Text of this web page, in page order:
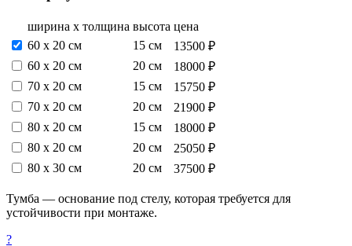
ширина х толщина высота цена
60 х 20 см
15 см
13500 ₽
60 х 20 см
20 см
18000 ₽
70 х 20 см
15 см
15750 ₽
70 х 20 см
20 см
21900 ₽
80 х 20 см
15 см
18000 ₽
80 х 20 см
20 см
25050 ₽
80 х 30 см
20 см 37500 ₽
Тумба — основание под стелу, которая требуется для
устойчивости при монтаже.
?